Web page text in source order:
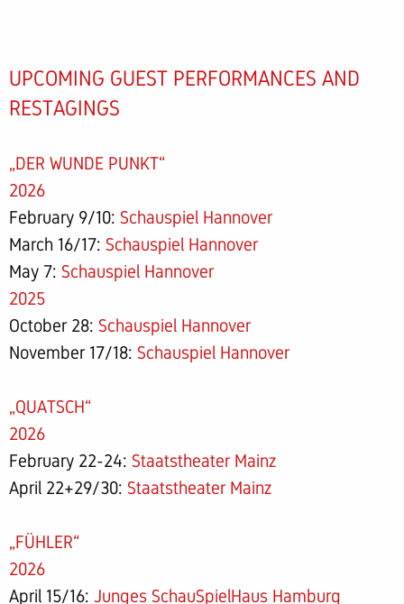
UPCOMING GUEST PERFORMANCES AND
RESTAGINGS
„DER WUNDE PUNKT“
2026
February 9/10: Schauspiel Hannover
March 16/17: Schauspiel Hannover
May 7: Schauspiel Hannover
2025
October 28: Schauspiel Hannover
November 17/18: Schauspiel Hannover
„QUATSCH“
2026
February 22-24: Staatstheater Mainz
April 22+29/30: Staatstheater Mainz
„FÜHLER“
2026
April 15/16: Junges SchauSpielHaus Hamburg